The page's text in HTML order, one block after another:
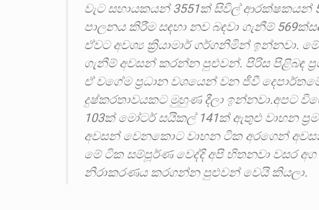
වැට සහායකයන් 3551ක් සිවිල් ආරක්ෂකයන්
පාලනය කිරීම සඳහා නව බඳවා ගැනීම්
ඒවට අවශ්‍ය ක්‍රියාමාර් ගර්ගනිමින් ඉන්නවා.
ගැනීම් අවසන් කරන්න පුළුවන්. පිරිස පිළිබඳ
ඒ වගේම ප්‍රධාන වශයෙන් වන ජීවී
දුෂ්කරතාවයකට මුහුණ දීලා ඉන්නවා.අපට
103ක් මෝටර් සයිකල් 141ක් ඇතුළු වාහන
අවසන් වෙනකොට වාහන ටික අරගෙන්
මේ ටික සම්පූර්ණ වෙද්දි අපි හිතනවා වසර
නිරාකරණය කරගන්න පුළුවන් වෙයි කියලා.